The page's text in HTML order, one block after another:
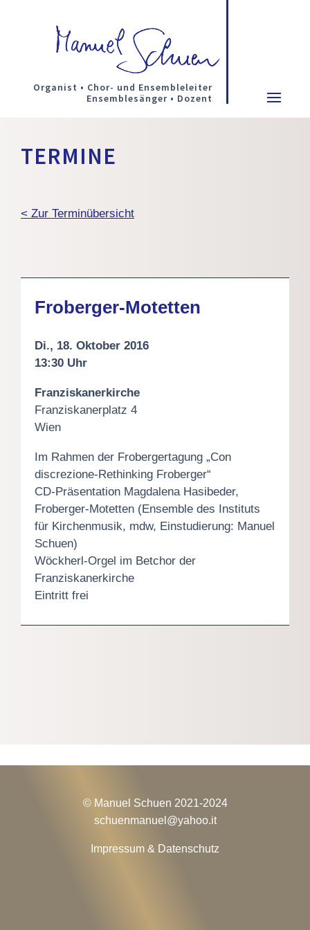
Organist • Chor- und Ensembleleiter
Ensemblesänger • Dozent
TERMINE
< Zur Terminübersicht
Froberger-Motetten
Di., 18. Oktober 2016
13:30 Uhr
Franziskanerkirche
Franziskanerplatz 4
Wien
Im Rahmen der Frobergertagung „Con
discrezione-Rethinking Froberger“
CD-Präsentation Magdalena Hasibeder,
Froberger-Motetten (Ensemble des Instituts
für Kirchenmusik, mdw, Einstudierung: Manuel
Schuen)
Wöckherl-Orgel im Betchor der
Franziskanerkirche
Eintritt frei
© Manuel Schuen 2021-2024
schuenmanuel@yahoo.it
Impressum & Datenschutz